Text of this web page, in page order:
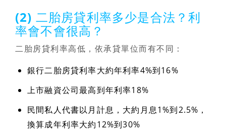
(2) 二胎房貸利率多少是合法？利
率會不會很高？
二胎房貸利率高低，依承貸單位而有不同：
銀行二胎房貸利率大約年利率4%到16%
上市融資公司最高到年利率18%
民間私人代書以月計息，大約月息1%到2.5%，
換算成年利率大約12%到30%